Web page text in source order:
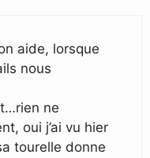
aide, lorsque
nous
ne
oui j’ai vu hier
tourelle donne